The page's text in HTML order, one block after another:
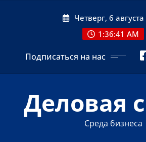
Четверг, 6
1:36:41 AM
Подписаться на нас
Деловая
Среда бизнеса